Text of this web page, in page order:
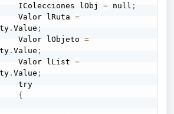
            IColecciones lObj
= null ;
            Valor lRuta
=
.Value ;
            Valor lObjeto
=
.Value ;
            Valor lList
=
.Value ;
try
{